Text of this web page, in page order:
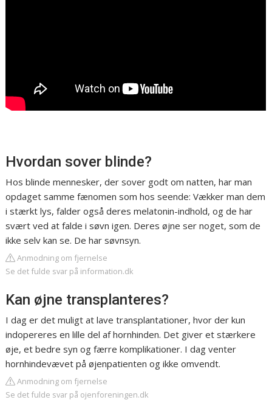
Hvordan sover blinde?
Hos blinde mennesker, der sover godt om natten, har man
opdaget samme fænomen som hos seende: Vækker man dem
i stærkt lys, falder også deres melatonin-indhold, og de har
svært ved at falde i søvn igen. Deres øjne ser noget, som de
ikke selv kan se. De har søvnsyn.
Anmodning om fjernelse
Se det fulde svar på information.dk
Kan øjne transplanteres?
I dag er det muligt at lave transplantationer, hvor der kun
indopereres en lille del af hornhinden. Det giver et stærkere
øje, et bedre syn og færre komplikationer. I dag venter
hornhindevævet på øjenpatienten og ikke omvendt.
Anmodning om fjernelse
Se det fulde svar på ojenforeningen.dk